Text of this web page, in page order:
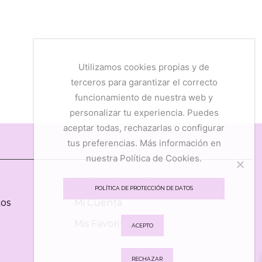
Política de Cookies
Mi Cuenta
Mis Favoritos
Utilizamos cookies propias y de
terceros para garantizar el correcto
funcionamiento de nuestra web y
personalizar tu experiencia. Puedes
aceptar todas, rechazarlas o configurar
tus preferencias. Más información en
nuestra Política de Cookies.
POLÍTICA DE PROTECCIÓN DE DATOS
ACEPTO
RECHAZAR